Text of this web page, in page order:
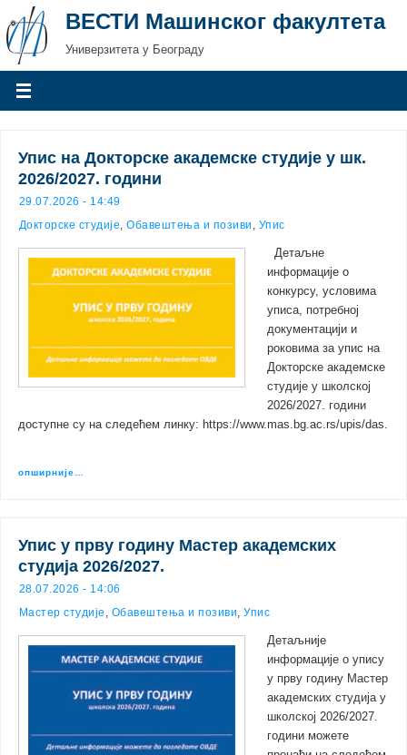
ВЕСТИ Машинског факултета
Универзитета у Београду
Упис на Докторске академске студије у шк.
2026/2027. години
29.07.2026 - 14:49
Докторске студије,Обавештења и позиви , Упис
Детаљне
информације о
конкурсу, условима
уписа, потребној
документацији и
роковима за упис на
Докторске академске
студије у школској
2026/2027. години
доступне су на следећем линку: https://www.mas.bg.ac.rs/upis/das.
опширније…
Упис у прву годину Mастер академских
студија 2026/2027.
28.07.2026 - 14:06
Мастер студије
Обавештења и позиви ,Упис
Детаљније
информације о упису
у прву годину Mастер
академских студија у
школској 2026/2027.
години можете